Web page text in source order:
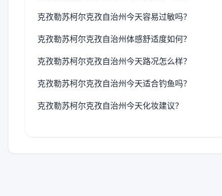
克孜勒苏柯尔克孜自治州今天容易过敏吗？
克孜勒苏柯尔克孜自治州体感舒适度如何？
克孜勒苏柯尔克孜自治州今天路况怎么样？
克孜勒苏柯尔克孜自治州今天适合钓鱼吗？
克孜勒苏柯尔克孜自治州今天化妆建议？